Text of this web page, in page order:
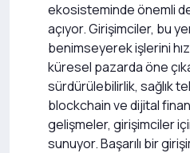
ekosisteminde önemli
açıyor. Girişimciler, bu
benimseyerek işlerini
küresel pazarda öne
sürdürülebilirlik, sağlık
blockchain ve dijital
gelişmeler, girişimciler
sunuyor. Başarılı bir